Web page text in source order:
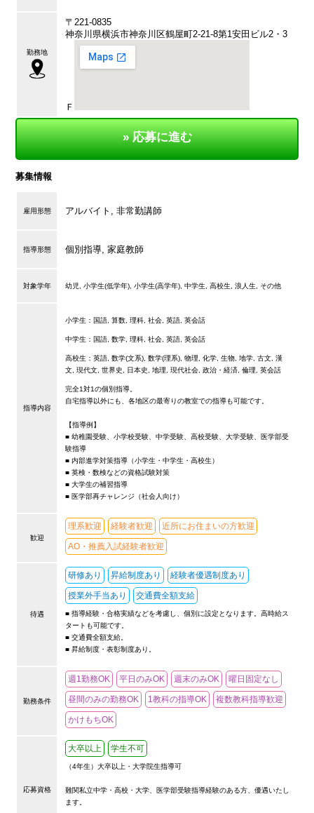
勤務地
〒221-0835
神奈川県横浜市神奈川区鶴屋町2-21-8第1安田ビル2・3
Ｆ
» 応募に進む
募集情報
雇用形態 アルバイト, 非常勤講師
指導形態 個別指導, 家庭教師
対象学年 幼児, 小学生(低学年), 小学生(高学年), 中学生, 高校生, 浪人生, その他
指導内容
小学生：国語, 算数, 理科, 社会, 英語, 英会話
中学生：国語, 数学, 理科, 社会, 英語, 英会話
高校生：英語, 数学(文系), 数学(理系), 物理, 化学, 生物, 地学, 古文, 漢
文, 現代文, 世界史, 日本史, 地理, 現代社会, 政治・経済, 倫理, 英会話
完全1対1の個別指導。
自宅指導以外にも、各地区の最寄りの教室での指導も可能です。
【指導例】
■ 幼稚園受験、小学校受験、中学受験、高校受験、大学受験、医学部受
験指導
■ 内部進学対策指導（小学生・中学生・高校生）
■ 英検・数検などの資格試験対策
■ 大学生の補習指導
■ 医学部再チャレンジ（社会人向け）
歓迎
理系歓迎 経験者歓迎 近所にお住まいの方歓迎
AO・推薦入試経験者歓迎
待遇
研修あり 昇給制度あり 経験者優遇制度あり
授業外手当あり 交通費全額支給
■ 指導経験・合格実績などを考慮し、個別に設定となります。高時給ス
タートも可能です。
■ 交通費全額支給。
■ 昇給制度・表彰制度あり。
勤務条件
週1勤務OK 平日のみOK 週末のみOK 曜日固定なし
昼間のみの勤務OK 1教科の指導OK 複数教科指導歓迎
かけもちOK
応募資格
大卒以上 学生不可
（4年生）大卒以上・大学院生指導可
難関私立中学・高校・大学、医学部受験指導経験のある方、優遇いたし
ます。